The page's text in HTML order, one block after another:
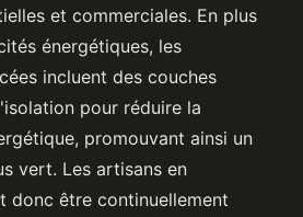
et commerciales. En plus
énergétiques, les
incluent des couches
pour réduire la
promouvant ainsi un
vert. Les artisans en
donc être continuellement